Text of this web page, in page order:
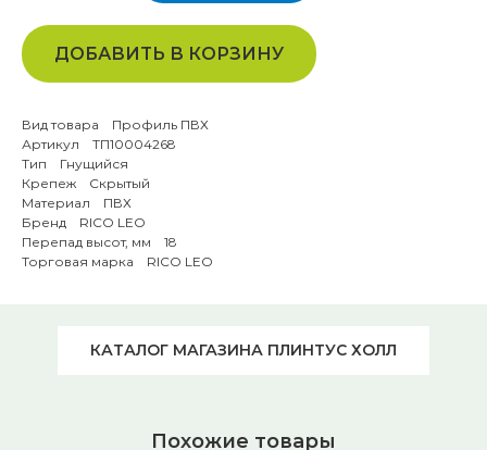
ДОБАВИТЬ В КОРЗИНУ
Вид товара Профиль ПВХ
Артикул ТП10004268
Тип Гнущийся
Крепеж Скрытый
Материал ПВХ
Бренд RICO LEO
Перепад высот, мм 18
Торговая марка RICO LEO
КАТАЛОГ МАГАЗИНА ПЛИНТУС ХОЛЛ
Похожие товары